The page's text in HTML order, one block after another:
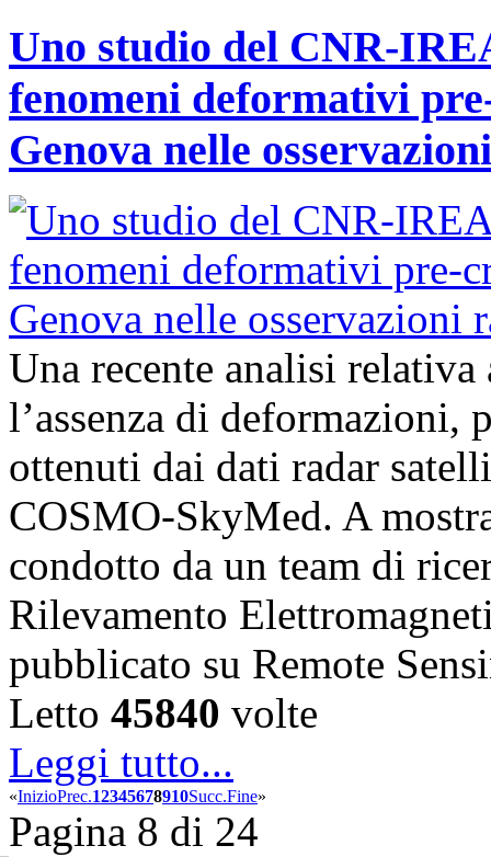
Uno studio del CNR-
fenomeni deformativi
Genova nelle
Una recente analisi
l’assenza di
ottenuti dai dati radar
COSMO-SkyMed. A
condotto da un team di
Rilevamento
pubblicato su Remote
Letto 45840 volte
Leggi tutto...
«InizioPrec.12345678910Succ.Fine»
Pagina 8 di 24